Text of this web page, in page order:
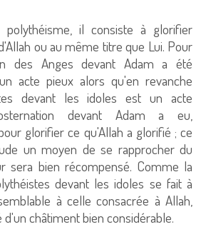
il consiste à glorifier
ou au même titre que Lui. Pour
des Anges devant Adam a été
acte pieux alors qu'en revanche
devant les idoles est un acte
devant Adam a eu,
glorifier ce qu'Allah a glorifié ; ce
un moyen de se rapprocher du
sera bien récompensé. Comme la
devant les idoles se fait à
à celle consacrée à Allah,
châtiment bien considérable.